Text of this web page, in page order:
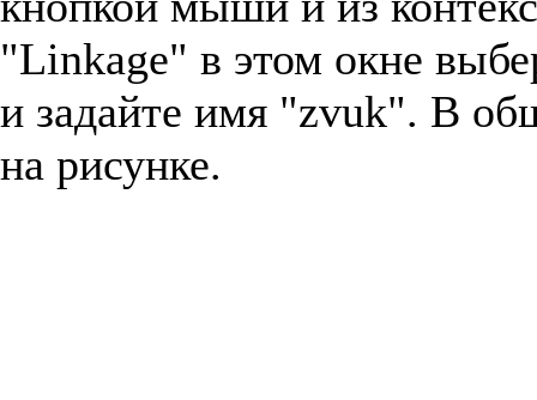
"Linkage" в этом окне
и задайте имя "zvuk". В
на рисунке.